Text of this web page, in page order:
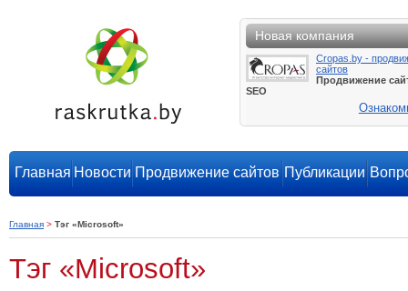
Новая компания
Cropas.by -
сайтов
Продвижение
SEO
Главная Новости Продвижение сайтов Публикации
Главная > Тэг «Microsoft»
Тэг «Microsoft»